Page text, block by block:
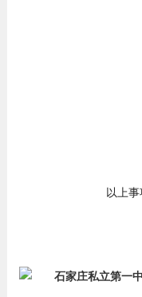
以上事